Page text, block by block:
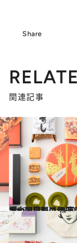
Share
関連記事
2023.4.27
「大阪国際（伊丹）空港」で見つける 京阪神のおいしいもの10選
旅＆お出かけ